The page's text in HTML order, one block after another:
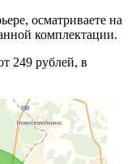
осматриваете на
комплектации.
249 рублей, в